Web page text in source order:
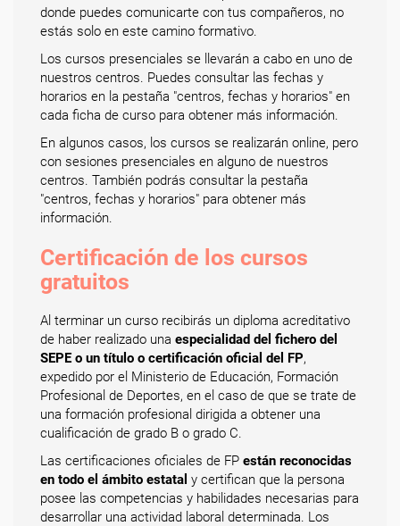
donde puedes comunicarte con tus compañeros, no
estás solo en este camino formativo.
Los cursos presenciales se llevarán a cabo en uno de
nuestros centros. Puedes consultar las fechas y
horarios en la pestaña "centros, fechas y horarios" en
cada ficha de curso para obtener más información.
En algunos casos, los cursos se realizarán online, pero
con sesiones presenciales en alguno de nuestros
centros. También podrás consultar la pestaña
"centros, fechas y horarios" para obtener más
información.
Certificación de los cursos
gratuitos
Al terminar un curso recibirás un diploma acreditativo
de haber realizado una especialidad del fichero del
SEPE o un título o certificación oficial del FP,
expedido por el Ministerio de Educación, Formación
Profesional de Deportes, en el caso de que se trate de
una formación profesional dirigida a obtener una
cualificación de grado B o grado C.
Las certificaciones oficiales de FP están reconocidas
en todo el ámbito estatal y certifican que la persona
posee las competencias y habilidades necesarias para
desarrollar una actividad laboral determinada. Los